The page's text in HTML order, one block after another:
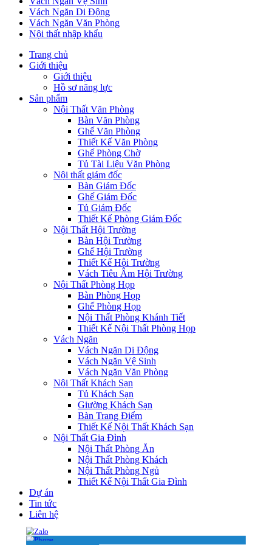
Vách Ngăn Di Động
Vách Ngăn Văn Phòng
Nội thất nhập khẩu
Trang chủ
Giới thiệu
Giới thiệu
Hồ sơ năng lực
Sản phẩm
Nội Thất Văn Phòng
Bàn Văn Phòng
Ghế Văn Phòng
Thiết Kế Văn Phòng
Ghế Phòng Chờ
Tủ Tài Liệu Văn Phòng
Nội thất giám đốc
Bàn Giám Đốc
Ghế Giám Đốc
Tủ Giám Đốc
Thiết Kế Phòng Giám Đốc
Nội Thất Hội Trường
Bàn Hội Trường
Ghế Hội Trường
Thiết Kế Hội Trường
Vách Tiêu Âm Hội Trường
Nội Thất Phòng Họp
Bàn Phòng Họp
Ghế Phòng Họp
Nội Thất Phòng Khánh Tiết
Thiết Kế Nội Thất Phòng Họp
Vách Ngăn
Vách Ngăn Di Động
Vách Ngăn Vệ Sinh
Vách Ngăn Văn Phòng
Nội Thất Khách Sạn
Tủ Khách Sạn
Giường Khách Sạn
Bàn Trang Điểm
Thiết Kế Nội Thất Khách Sạn
Nội Thất Gia Đình
Nội Thất Phòng Ăn
Nội Thất Phòng Khách
Nội Thất Phòng Ngủ
Thiết Kế Nội Thất Gia Đình
Dự án
Tin tức
Liên hệ